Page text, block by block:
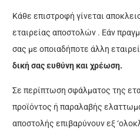
Κάθε επιστροφή γίνεται
εταιρείας αποστολών . Εάν
σας με οποιαδήποτε άλλη
δική σας ευθύνη και χρέωση.
Σε περίπτωση σφάλματος της
προϊόντος ή παραλαβής
αποστολής επιβαρύνουν εξ